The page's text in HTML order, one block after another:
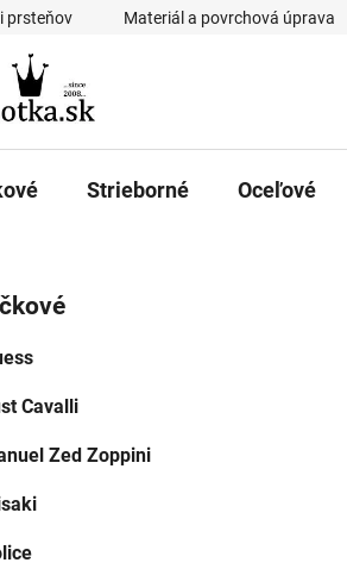
prsteňov Materiál a povrchová úprava
Strieborné Oceľové
Cavalli
Zed Zoppini